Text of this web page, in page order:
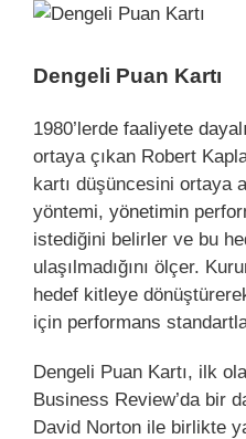
View
Image
Dengeli Puan Kartı
1980’lerde faaliyete
ortaya çıkan Robert
kartı düşüncesini ortaya
yöntemi, yönetimin
istediğini belirler ve bu
ulaşılmadığını ölçer.
hedef kitleye
için performans
Dengeli Puan Kartı, ilk
Business Review’da bir
David Norton ile birlikte